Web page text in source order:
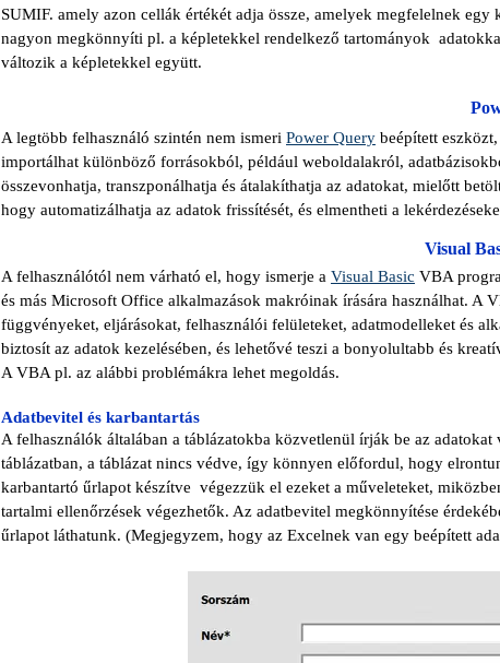
SUMIF. amely azon cellák értékét adja össze, amelyek megfelelnek egy
nagyon megkönnyíti pl. a képletekkel rendelkező tartományok
változik a képletekkel együtt.
A legtöbb felhasználó szintén nem ismeri Power Query beépített eszközt,
importálhat különböző forrásokból, például weboldalakról,
összevonhatja, transzponálhatja és átalakíthatja az adatokat, mielőtt
hogy automatizálhatja az adatok frissítését, és elmentheti a
Visual
A felhasználótól nem várható el, hogy ismerje a Visual Basic VBA
és más Microsoft Office alkalmazások makróinak írására használhat. A
függvényeket, eljárásokat, felhasználói felületeket, adatmodelleket és
biztosít az adatok kezelésében, és lehetővé teszi a bonyolultabb és
A VBA pl. az alábbi problémákra lehet megoldás.
Adatbevitel és karbantartás
A felhasználók általában a táblázatokba közvetlenül írják be az
táblázatban, a táblázat nincs védve, így könnyen előfordul, hogy
karbantartó űrlapot készítve végezzük el ezeket a műveleteket,
tartalmi ellenőrzések végezhetők. Az adatbevitel megkönnyítése
űrlapot láthatunk. (Megjegyzem, hogy az Excelnek van egy beépített